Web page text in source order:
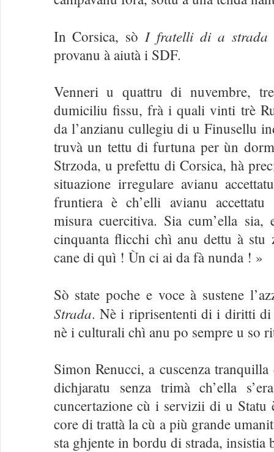
In Corsica, sò I fratelli di a strada
provanu à aiutà i SDF.
Venneri u quattru di nuvembre,
dumiciliu fissu, frà i quali vinti trè
da l’anzianu cullegiu di u Finusellu
truvà un tettu di furtuna per ùn
Strzoda, u prefettu di Corsica, hà
situazione irregulare avianu
fruntiera è ch’elli avianu
misura cuercitiva. Sia cum’ella sia,
cinquanta flicchi chì anu dettu à
cane di quì ! Ùn ci ai da fà nunda ! »
Sò state poche e voce à sustene
Strada. Nè i riprisententi di i diritti di
nè i culturali chì anu po sempre u so
Simon Renucci, a cuscenza
dichjaratu senza trimà ch’ella
cuncertazione cù i servizii di u Statu
core di trattà la cù a più grande
sta ghjente in bordu di strada, insistia